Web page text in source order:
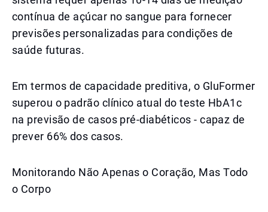
contínua de açúcar no sangue para fornecer
previsões personalizadas para condições de
saúde futuras.
Em termos de capacidade preditiva, o GluFormer
superou o padrão clínico atual do teste HbA1c
na previsão de casos pré-diabéticos - capaz de
prever 66% dos casos.
Monitorando Não Apenas o Coração, Mas Todo
o Corpo